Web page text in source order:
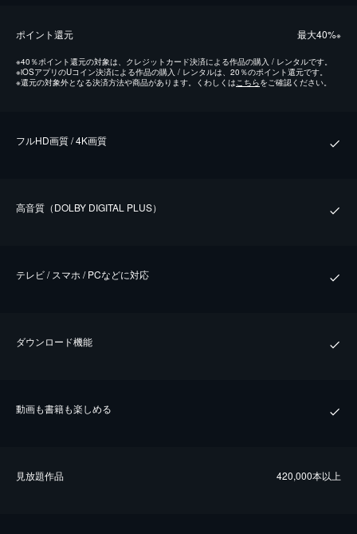
ポイント還元 最⼤40%※
※40％ポイント還元の対象は、クレジットカード決済による作品の購入 / レンタルです。
※iOSアプリのUコイン決済による作品の購入 / レンタルは、20％のポイント還元です。
※還元の対象外となる決済方法や商品があります。くわしくはこちらをご確認ください。
フルHD画質 / 4K画質
⾼⾳質（DOLBY DIGITAL PLUS）
テレビ / スマホ / PCなどに対応
ダウンロード機能
動画も書籍も楽しめる
⾒放題作品 420,000本以上